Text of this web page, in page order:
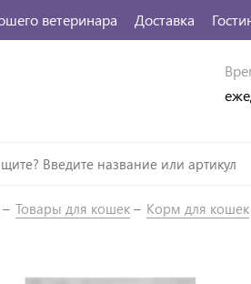
ветеринара Доставка
Товары для кошек Корм для кошек